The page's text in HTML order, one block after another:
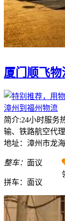
厦门顺飞
漳州到福州物流
简介:24小时服务
输、铁路航空代
地址：漳州市龙
整车： 面议
拼车： 面议